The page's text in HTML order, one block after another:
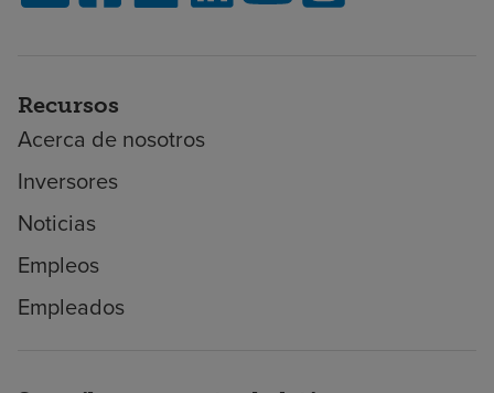
Recursos
Acerca de nosotros
Inversores
Noticias
Empleos
Empleados